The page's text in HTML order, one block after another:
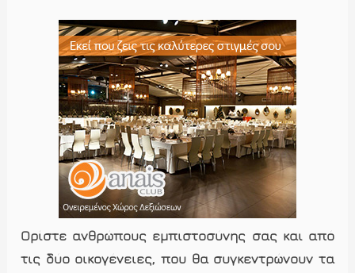
Ορίστε ανθρώπους εμπιστοσύνης σας και από
τις δύο οικογένειες, που θα συγκεντρώνουν τα